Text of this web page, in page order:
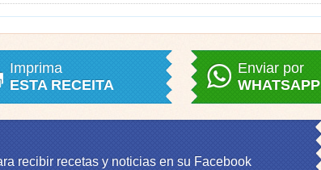
Imprima
ESTA RECEITA
Enviar por
WHATSAPP
recibir recetas y noticias en su Facebook